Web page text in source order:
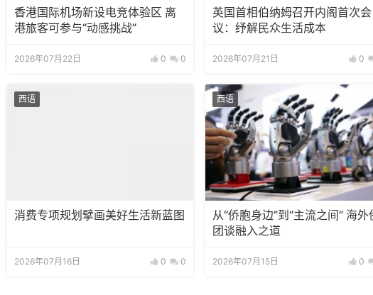
香港国际机场新设电竞体验区 离
港旅客可参与“动感挑战”
2026年07月22日 0 0
英国首相伯纳姆召开内阁首次会
议：纾解民众生活成本
2026年07月21日 0
西语
消费专项规划擘画美好生活新蓝图
2026年07月16日 0 0
西语
从“侨胞身边”到“主流之间” 海外
团谈融入之道
2026年07月15日 0